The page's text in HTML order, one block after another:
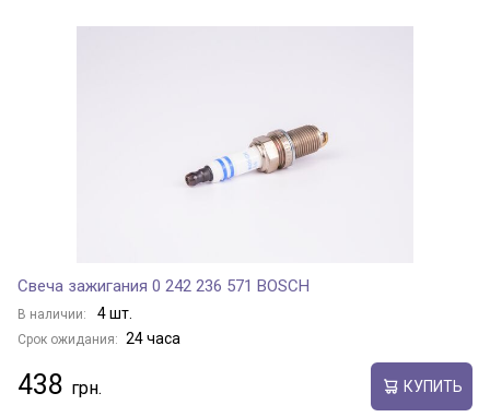
Свеча зажигания 0 242 236 571 BOSCH
В наличии: 4 шт.
Срок ожидания: 24 часа
438 КУПИТЬ